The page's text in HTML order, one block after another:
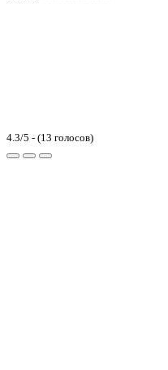
4.3/5 - (13 голосов)